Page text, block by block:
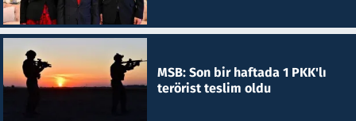
MSB: Son bir haftada 1 PKK'lı
terörist teslim oldu